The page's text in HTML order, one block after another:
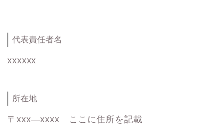
代表責任者名
xxxxxx
所在地
〒xxx―xxxx ここに住所を記載